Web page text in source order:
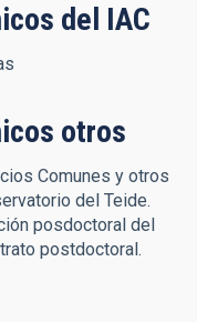
del IAC
otros
Comunes y otros
del Teide.
posdoctoral del
postdoctoral.